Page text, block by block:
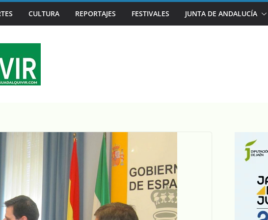
LA MANO EN UN MAR DE CANCIONES, SEGUNDA PARADA DE ‘JAÉN EN JULIO’
CULTURA REPORTAJES FESTIVALES JUNTA DE ANDALUCÍA